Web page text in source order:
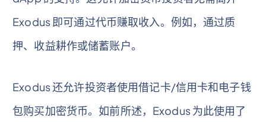
Exodus 即可通过代币赚取收入。例如，通过质
押、收益耕作或储蓄账户。
Exodus 还允许投资者使用借记卡/信用卡和电子钱
包购买加密货币。如前所述，Exodus 为此使用了